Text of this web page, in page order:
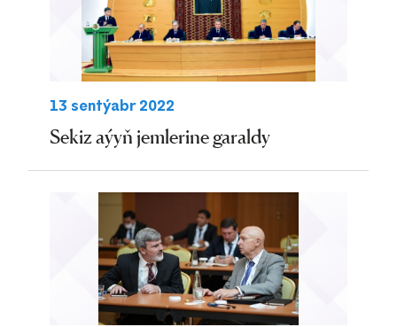
13 sentýabr 2022
Sekiz aýyň jemlerine garaldy